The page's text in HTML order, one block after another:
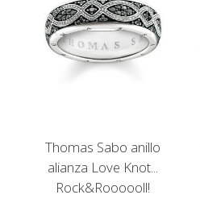
Thomas Sabo anillo
alianza Love Knot...
Rock&Roooooll!